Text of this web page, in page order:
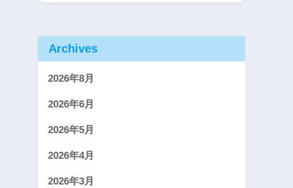
Archives
2026年8月
2026年6月
2026年5月
2026年4月
2026年3月